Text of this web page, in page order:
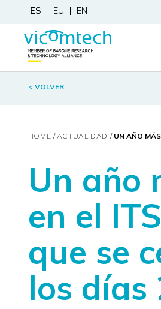
ES EU EN
< VOLVER
HOME ACTUALIDAD UN AÑO
Un año
en el
que se
los días